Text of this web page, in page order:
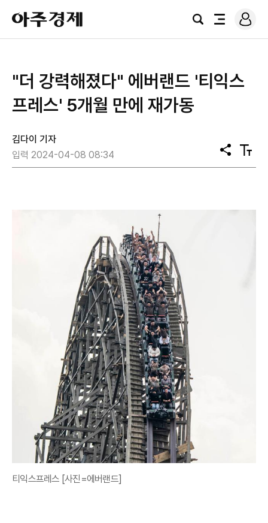
아
주
경
검
전
로
그
"더 강력해졌다" 에버랜드 '티익스
프레스' 5개월 만에 재가동
김다이 기자
입력 2024-04-08 08:34
공
유
텍
스
티익스프레스 [사진=에버랜드]